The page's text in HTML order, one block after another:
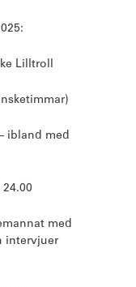
Lilltroll
(önsketimmar)
– ibland med
med
intervjuer